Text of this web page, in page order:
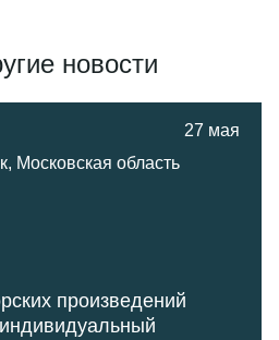
новости
Московская область
27 мая
произведений